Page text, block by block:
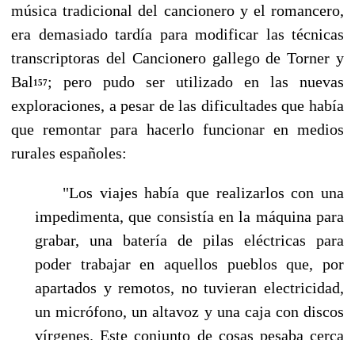
música tradicio­nal del cancionero y el romancero,
era demasiado tardía para modificar las técnicas
transcriptoras del Cancionero gallego de Torner y
Bal 157; pero pudo ser utilizado en las nuevas
exploraciones, a pesar de las dificultades que había
que remontar para hacerlo funcionar en me­dios
rurales españoles:
"Los viajes había que realizarlos con una
impedimenta, que consistía en la máquina para
grabar, una batería de pilas eléctricas para
poder trabajar en aquellos pueblos que, por
apar­tados y remotos, no tuvieran electricidad,
un micrófono, un altavoz y una caja con discos
vír­genes. Este conjunto de cosas pesaba cerca